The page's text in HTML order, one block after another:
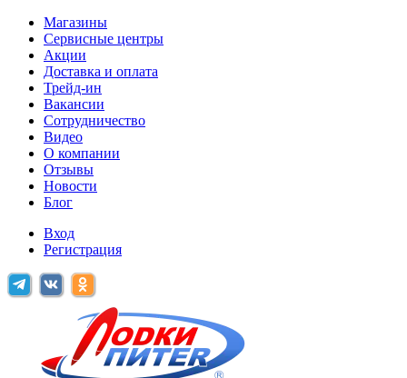
Магазины
Сервисные центры
Акции
Доставка и оплата
Трейд-ин
Вакансии
Сотрудничество
Видео
О компании
Отзывы
Новости
Блог
Вход
Регистрация